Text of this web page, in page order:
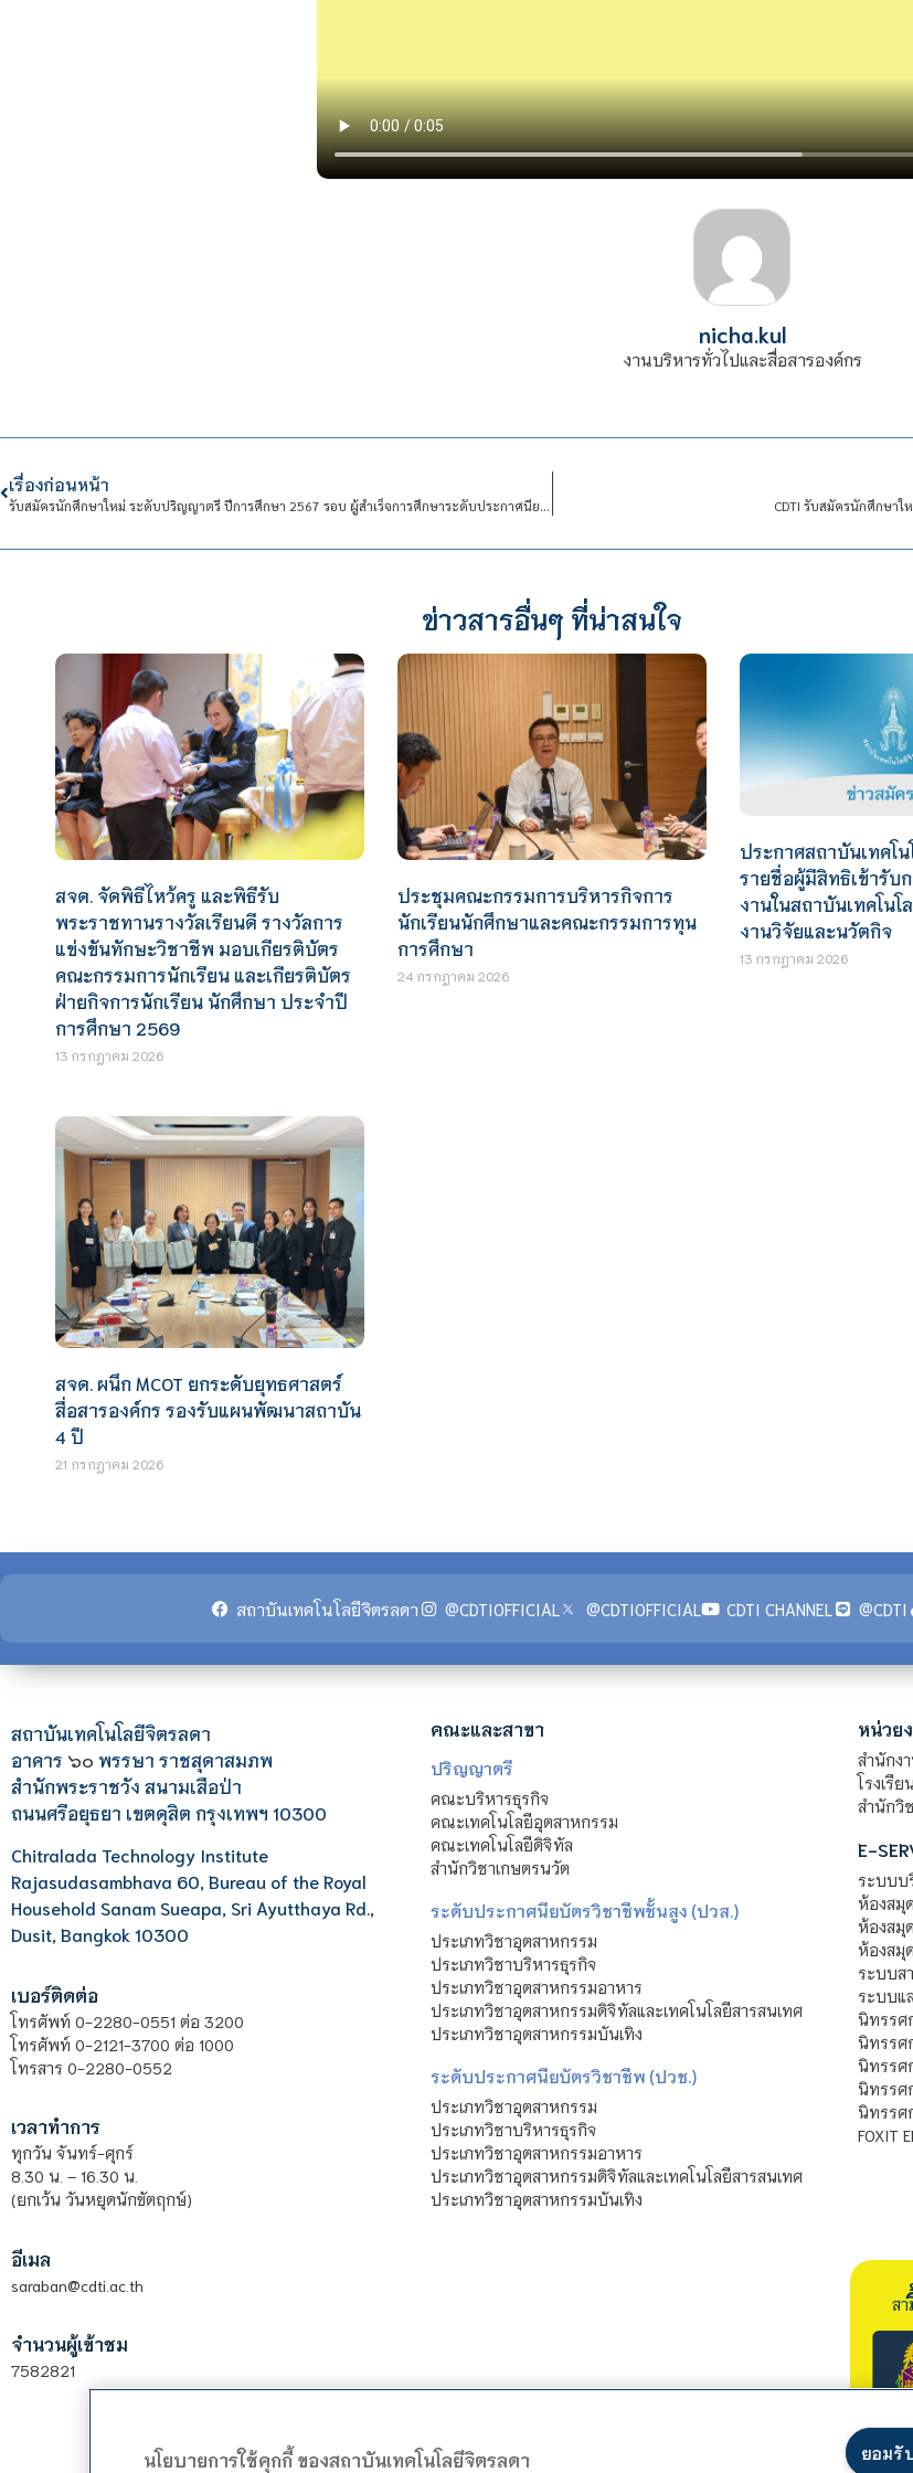
nicha.kul
งานบริหารทั่วไปและสื่อสารองค์กร
เรื่องก่อนหน้า
รับสมัครนักศึกษาใหม่ ระดับปริญญาตรี ปีการศึกษา 2567 รอบ ผู้สำเร็จการศึกษาระดับประกาศนียบัตรวิชาชีพชั้นสูง (ปวส.) CDTI รับสมัครนักศึกษาใ
ข่าวสารอื่นๆ ที่น่าสนใจ
สจด. จัดพิธีไหว้ครู และพิธีรับ
พระราชทานรางวัลเรียนดี รางวัลการ
แข่งขันทักษะวิชาชีพ มอบเกียรติบัตร
คณะกรรมการนักเรียน และเกียรติบัตร
ฝ่ายกิจการนักเรียน นักศึกษา ประจำปี
การศึกษา 2569
13 กรกฎาคม 2026
ประชุมคณะกรรมการบริหารกิจการ
นักเรียนนักศึกษาและคณะกรรมการทุน
การศึกษา
24 กรกฎาคม 2026
ประกาศสถาบันเทคโ
รายชื่อผู้มีสิทธิเข้ารับ
งานในสถาบันเทคโน
งานวิจัยและนวัตกิจ
13 กรกฎาคม 2026
สจด. ผนึก MCOT ยกระดับยุทธศาสตร์
สื่อสารองค์กร รองรับแผนพัฒนาสถาบัน
4 ปี
21 กรกฎาคม 2026
สถาบันเทคโนโลยีจิตรลดา @CDTIOFFICIAL @CDTIOFFICIAL CDTI CHANNEL @CDTI
สถาบันเทคโนโลยีจิตรลดา
อาคาร ๖๐ พรรษา ราชสุดาสมภพ
สำนักพระราชวัง สนามเสือป่า
ถนนศรีอยุธยา เขตดุสิต กรุงเทพฯ 10300
Chitralada Technology Institute
Rajasudasambhava 60, Bureau of the Royal
Household Sanam Sueapa, Sri Ayutthaya Rd.,
Dusit, Bangkok 10300
เบอร์ติดต่อ
โทรศัพท์ 0-2280-0551 ต่อ 3200
โทรศัพท์ 0-2121-3700 ต่อ 1000
โทรสาร 0-2280-0552
เวลาทำการ
ทุกวัน จันทร์-ศุกร์
8.30 น. – 16.30 น.
(ยกเว้น วันหยุดนักขัตฤกษ์)
อีเมล
saraban@cdti.ac.th
จำนวนผู้เข้าชม
7582821
คณะและสาขา
ปริญญาตรี
คณะบริหารธุรกิจ
คณะเทคโนโลยีอุตสาหกรรม
คณะเทคโนโลยีดิจิทัล
สำนักวิชาเกษตรนวัต
ระดับประกาศนียบัตรวิชาชีพชั้นสูง (ปวส.)
ประเภทวิชาอุตสาหกรรม
ประเภทวิชาบริหารธุรกิจ
ประเภทวิชาอุตสาหกรรมอาหาร
ประเภทวิชาอุตสาหกรรมดิจิทัลและเทคโนโลยีสารสนเทศ
ประเภทวิชาอุตสาหกรรมบันเทิง
ระดับประกาศนียบัตรวิชาชีพ (ปวช.)
ประเภทวิชาอุตสาหกรรม
ประเภทวิชาบริหารธุรกิจ
ประเภทวิชาอุตสาหกรรมอาหาร
ประเภทวิชาอุตสาหกรรมดิจิทัลและเทคโนโลยีสารสนเทศ
ประเภทวิชาอุตสาหกรรมบันเทิง
หน่วย
สำนักง
โรงเรี
สำนักวิ
E-
ระบบบ
ห้องสมุ
ห้องสมุ
ห้องสมุ
ระบบส
ระบบแ
นิทรรศ
นิทรรศ
นิทรรศ
นิทรรศ
นิทรรศ
FOXIT
ส
นโยบายการใช้คุกกี้ ของสถาบันเทคโนโลยีจิตรลดา ยอมรั